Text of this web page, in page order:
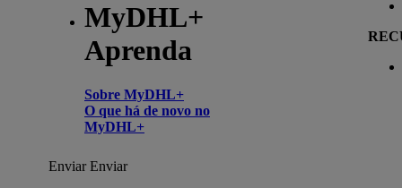
MyDHL+
Aprenda
Sobre MyDHL+
O que há de novo no
MyDHL+
EnviarEnviar